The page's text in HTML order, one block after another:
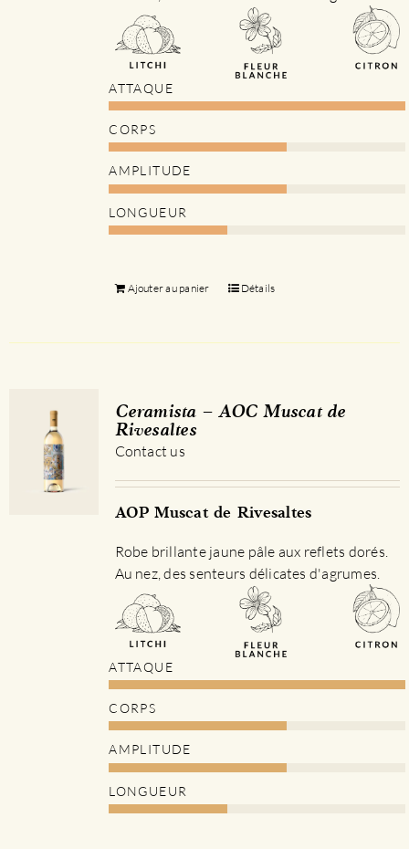
ATTAQUE
CORPS
AMPLITUDE
LONGUEUR
Ajouter au panier Détails
Ceramista – AOC Muscat de
Rivesaltes
Contact us
AOP Muscat de Rivesaltes
Robe brillante jaune pâle aux reflets dorés.
Au nez, des senteurs délicates d'agrumes.
ATTAQUE
CORPS
AMPLITUDE
LONGUEUR